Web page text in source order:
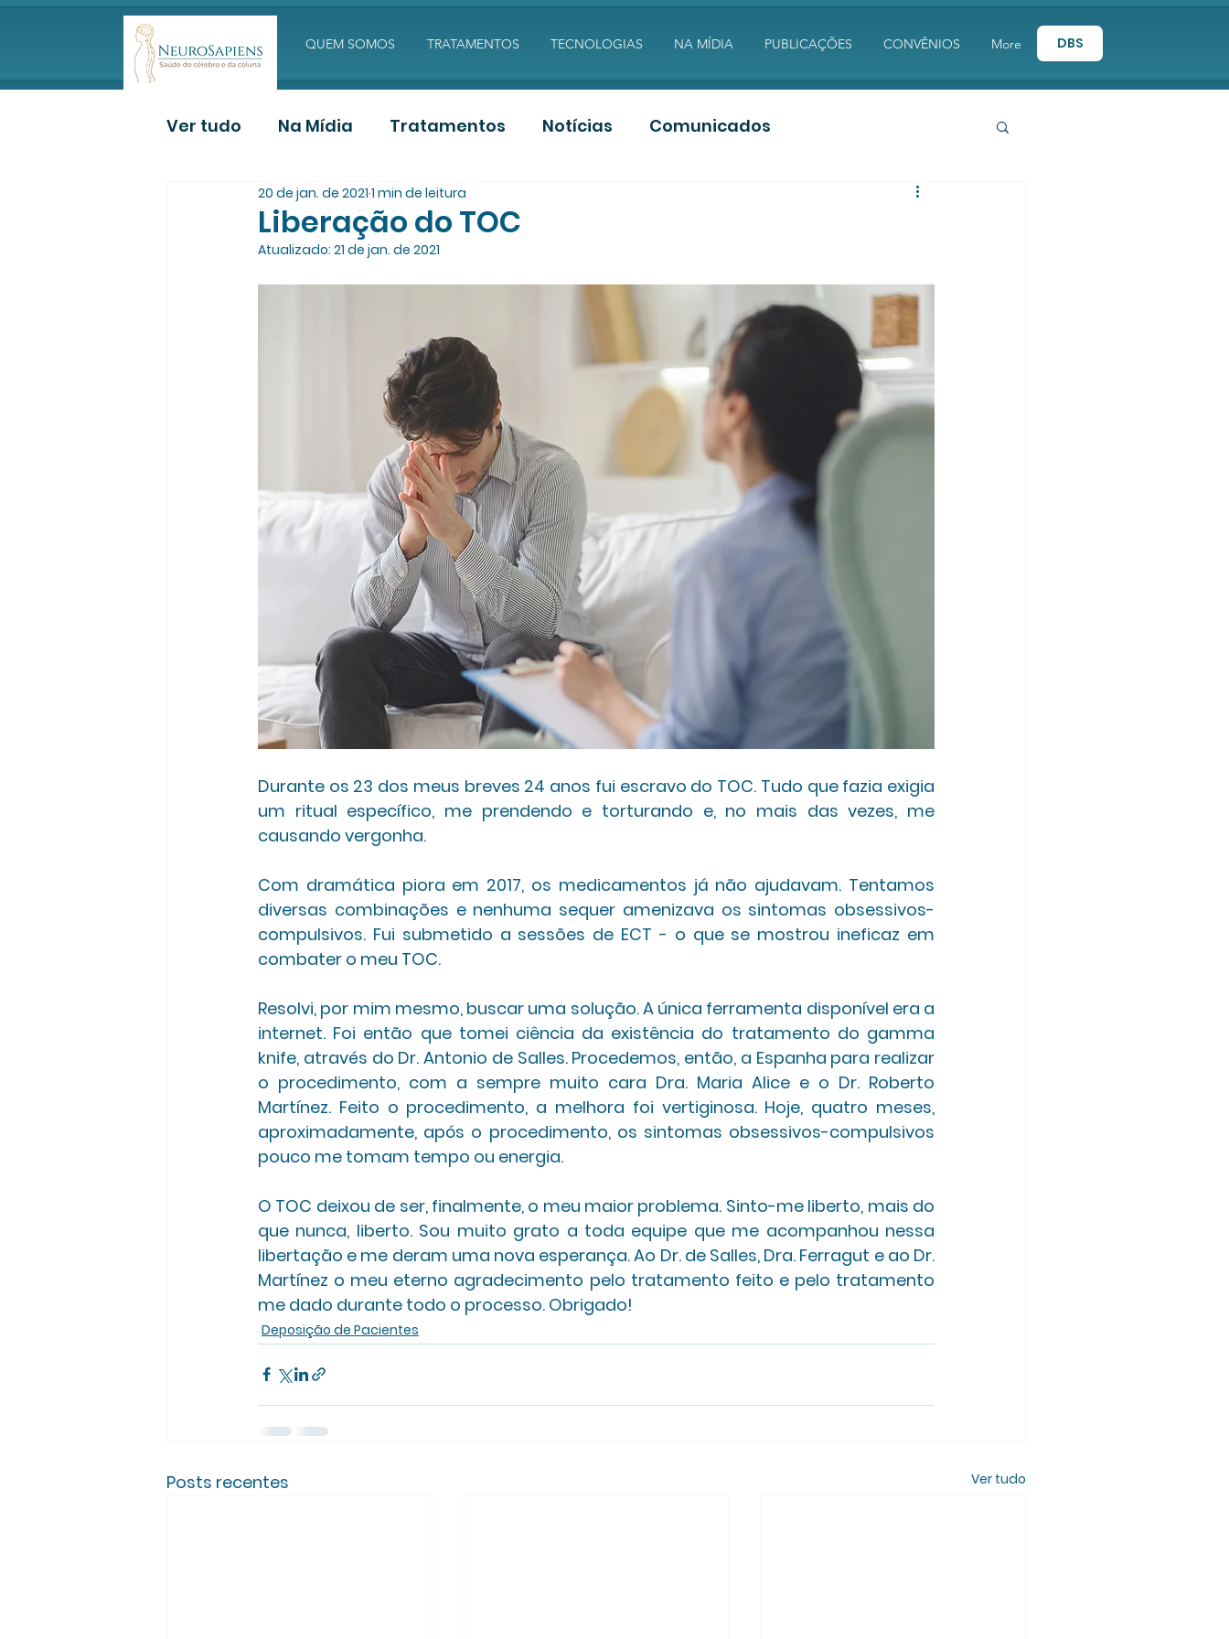
QUEM SOMOS TRATAMENTOS TECNOLOGIAS NA MÍDIA PUBLICAÇÕES CONVÊNIOS More DBS
Ver tudo Na Mídia Tratamentos Notícias Comunicados
Deposição de Pacientes Artigos PDF
Liberação do TOC
20 de jan. de 2021 1 min de leitura
Atualizado: 21 de jan. de 2021
Durante os 23 dos meus breves 24 anos fui escravo do TOC. Tudo que fazia exigia
um ritual específico, me prendendo e torturando e, no mais das vezes, me
causando vergonha.
Com dramática piora em 2017, os medicamentos já não ajudavam. Tentamos
diversas combinações e nenhuma sequer amenizava os sintomas obsessivos-
compulsivos. Fui submetido a sessões de ECT - o que se mostrou ineficaz em
combater o meu TOC.
Resolvi, por mim mesmo, buscar uma solução. A única ferramenta disponível era a
internet. Foi então que tomei ciência da existência do tratamento do gamma
knife, através do Dr. Antonio de Salles. Procedemos, então, a Espanha para realizar
o procedimento, com a sempre muito cara Dra. Maria Alice e o Dr. Roberto
Martínez. Feito o procedimento, a melhora foi vertiginosa. Hoje, quatro meses,
aproximadamente, após o procedimento, os sintomas obsessivos-compulsivos
pouco me tomam tempo ou energia.
O TOC deixou de ser, finalmente, o meu maior problema. Sinto-me liberto, mais do
que nunca, liberto. Sou muito grato a toda equipe que me acompanhou nessa
libertação e me deram uma nova esperança. Ao Dr. de Salles, Dra. Ferragut e ao Dr.
Martínez o meu eterno agradecimento pelo tratamento feito e pelo tratamento
me dado durante todo o processo. Obrigado!
Deposição de Pacientes
Posts recentes Ver tudo